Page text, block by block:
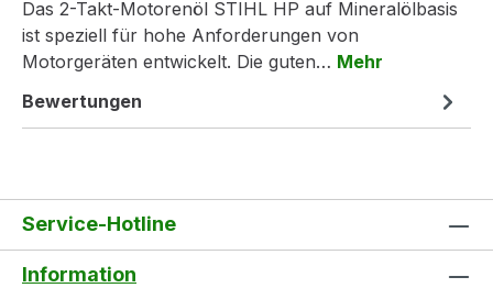
Das 2-Takt-Motorenöl STIHL HP auf Mineralölbasis
ist speziell für hohe Anforderungen von
Motorgeräten entwickelt. Die guten… Mehr
Bewertungen
Service-Hotline
Information